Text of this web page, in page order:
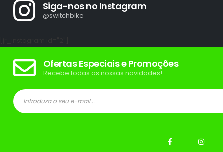
Siga-nos no Instagram
@switchbike
Ofertas Especiais e Promoções
Recebe todas as nossas novidades!